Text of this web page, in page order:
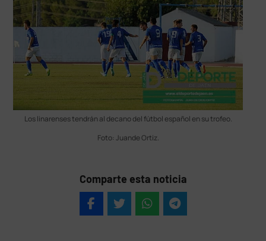
Los linarenses tendrán al decano del fútbol español en su trofeo.
Foto: Juande Ortiz.
Comparte esta noticia